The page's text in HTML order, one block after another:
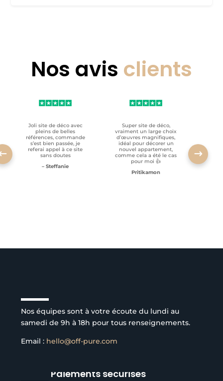
Nos avis clients
Joli site de déco avec
pleins de belles
références, commande
s’est bien passée, je
referai appel à ce site
sans doutes
– Steffanie
Super site de déco,
vraiment un large choix
d’œuvres magnifiques,
idéal pour décorer un
nouvel appartement,
comme cela a été le cas
pour moi 👍
Pritikamon
Nos équipes sont à votre écoute du lundi au
samedi de 9h à 18h pour tous renseignements.
Email : hello@off-pure.com
Paiements sécurisés